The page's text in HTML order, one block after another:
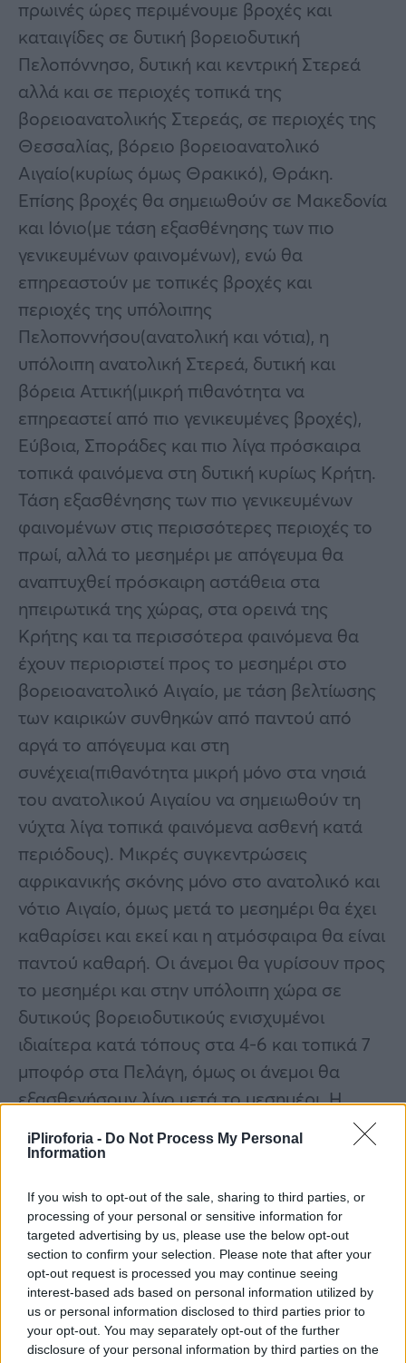
iPliroforia - Do Not Process My Personal
Information
If you wish to opt-out of the sale, sharing to third parties, or
processing of your personal or sensitive information for
targeted advertising by us, please use the below opt-out
section to confirm your selection. Please note that after your
opt-out request is processed you may continue seeing
interest-based ads based on personal information utilized by
us or personal information disclosed to third parties prior to
your opt-out. You may separately opt-out of the further
disclosure of your personal information by third parties on the
πρωινές ώρες περιμένουμε βροχές και
καταιγίδες σε δυτική βορειοδυτική
Πελοπόννησο, δυτική και κεντρική Στερεά
αλλά και σε περιοχές τοπικά της
βορειοανατολικής Στερεάς, σε περιοχές της
Θεσσαλίας, βόρειο βορειοανατολικό
Αιγαίο(κυρίως όμως Θρακικό), Θράκη.
Επίσης βροχές θα σημειωθούν σε Μακεδονία
και Ιόνιο(με τάση εξασθένησης των πιο
γενικευμένων φαινομένων), ενώ θα
επηρεαστούν με τοπικές βροχές και
περιοχές της υπόλοιπης
Πελοποννήσου(ανατολική και νότια), η
υπόλοιπη ανατολική Στερεά, δυτική και
βόρεια Αττική(μικρή πιθανότητα να
επηρεαστεί από πιο γενικευμένες βροχές),
Εύβοια, Σποράδες και πιο λίγα πρόσκαιρα
τοπικά φαινόμενα στη δυτική κυρίως Κρήτη.
Τάση εξασθένησης των πιο γενικευμένων
φαινομένων στις περισσότερες περιοχές το
πρωί, αλλά το μεσημέρι με απόγευμα θα
αναπτυχθεί πρόσκαιρη αστάθεια στα
ηπειρωτικά της χώρας, στα ορεινά της
Κρήτης και τα περισσότερα φαινόμενα θα
έχουν περιοριστεί προς το μεσημέρι στο
βορειοανατολικό Αιγαίο, με τάση βελτίωσης
των καιρικών συνθηκών από παντού από
αργά το απόγευμα και στη
συνέχεια(πιθανότητα μικρή μόνο στα νησιά
του ανατολικού Αιγαίου να σημειωθούν τη
νύχτα λίγα τοπικά φαινόμενα ασθενή κατά
περιόδους). Μικρές συγκεντρώσεις
αφρικανικής σκόνης μόνο στο ανατολικό και
νότιο Αιγαίο, όμως μετά το μεσημέρι θα έχει
καθαρίσει και εκεί και η ατμόσφαιρα θα είναι
παντού καθαρή. Οι άνεμοι θα γυρίσουν προς
το μεσημέρι και στην υπόλοιπη χώρα σε
δυτικούς βορειοδυτικούς ενισχυμένοι
ιδιαίτερα κατά τόπους στα 4-6 και τοπικά 7
μποφόρ στα Πελάγη, όμως οι άνεμοι θα
εξασθενήσουν λίγο μετά το μεσημέρι. Η
θερμοκρασία θα φτάσει τους 23-25 βαθμούς
στα ανατολικά ηπειρωτικά, τη Κρήτη και τα
μέχρι και τους 21-23 βαθμούς. Οι ελάχιστες
σε μικρή πτώση αγγίζοντας στις
περισσότερες περιοχές μέχρι και τους 13-16
βαθμούς. Σε περιοχές της βόρειας κυρίως
χώρας πιθανόν και μέχρι τους 11-12 βαθμούς
κοντά.